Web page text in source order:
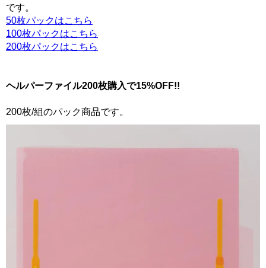
です。
50枚パックはこちら
100枚パックはこちら
200枚パックはこちら
ヘルパーファイル200枚購入で15%OFF!!
200枚/組のパック商品です。